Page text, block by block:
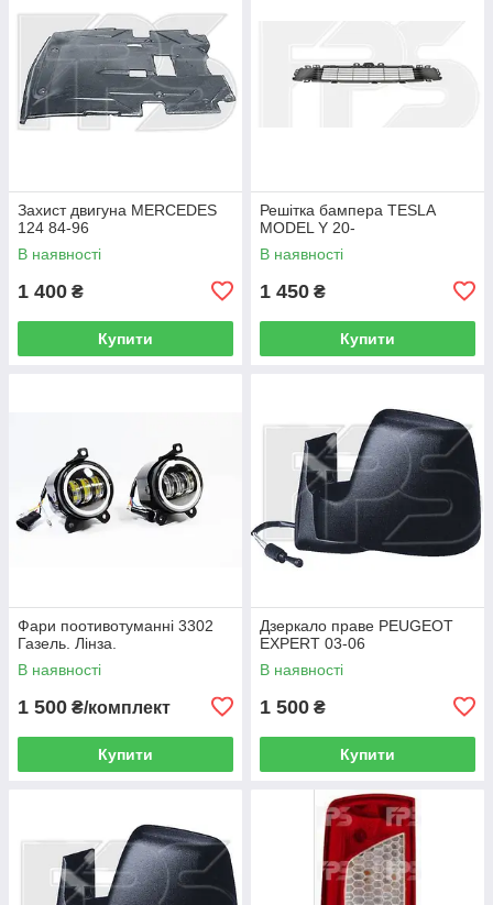
Захист двигуна MERCEDES
124 84-96
В наявності
1 400 ₴
Купити
Решітка бампера TESLA
MODEL Y 20-
В наявності
1 450 ₴
Купити
Фари поотивотуманні 3302
Газель. Лінза.
В наявності
1 500 ₴/комплект
Купити
Дзеркало праве PEUGEOT
EXPERT 03-06
В наявності
1 500 ₴
Купити